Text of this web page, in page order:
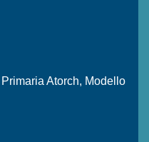
Atorch, Modello